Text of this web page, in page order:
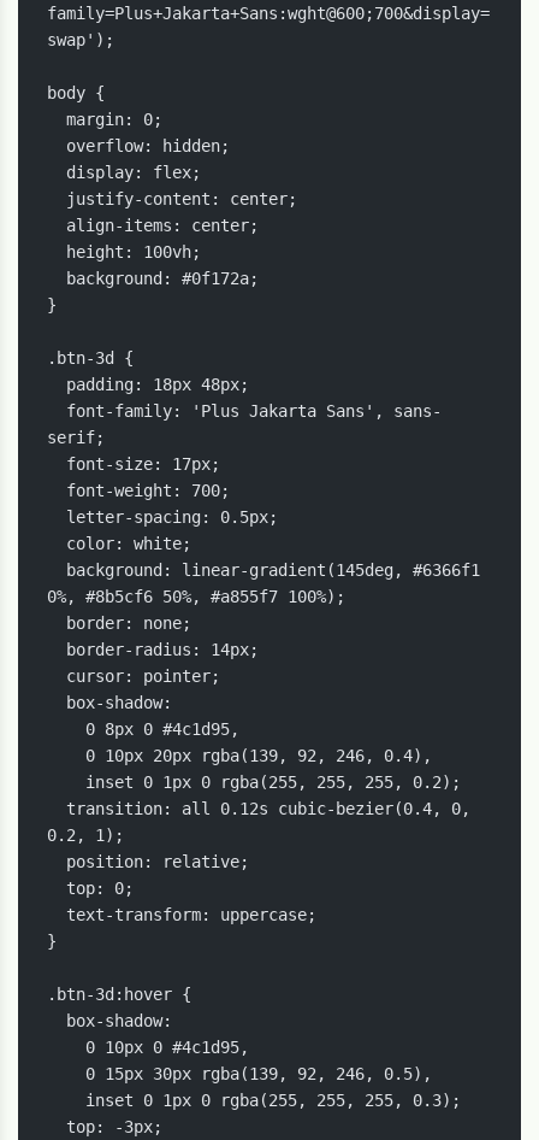
family=Plus+Jakarta+Sans:wght@600;700&display=
swap');
body {
  margin: 0;
}
.btn-3d {
serif;
0%, #8b5cf6 50%, #a855f7 100%);
0.2, 1);
}
.btn-3d:hover {